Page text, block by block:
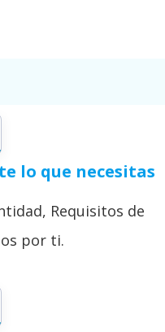
lo que necesitas
Requisitos de
por ti.